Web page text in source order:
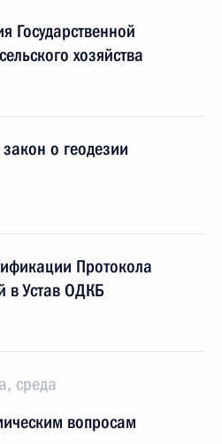
Государственной
хозяйства
о геодезии
Протокола
в Устав ОДКБ
среда
вопросам